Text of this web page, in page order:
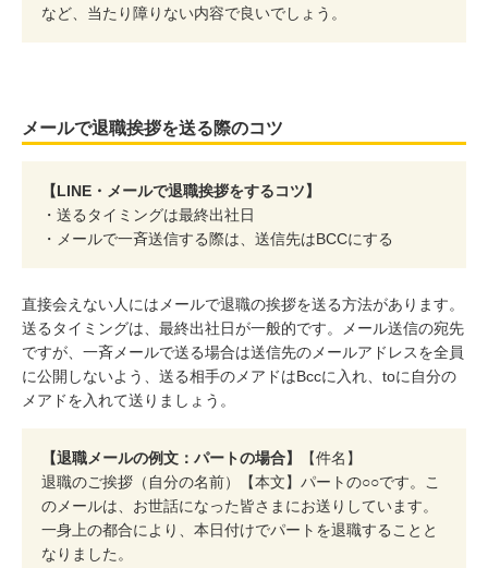
など、当たり障りない内容で良いでしょう。
メールで退職挨拶を送る際のコツ
【LINE・メールで退職挨拶をするコツ】
・送るタイミングは最終出社日
・メールで一斉送信する際は、送信先はBCCにする
直接会えない人にはメールで退職の挨拶を送る方法があります。
送るタイミングは、最終出社日が一般的です。メール送信の宛先
ですが、一斉メールで送る場合は送信先のメールアドレスを全員
に公開しないよう、送る相手のメアドはBccに入れ、toに自分の
メアドを入れて送りましょう。
【退職メールの例文：パートの場合】
【件名】
退職のご挨拶（自分の名前）【本文】パートの○○です。こ
のメールは、お世話になった皆さまにお送りしています。
一身上の都合により、本日付けでパートを退職することと
なりました。